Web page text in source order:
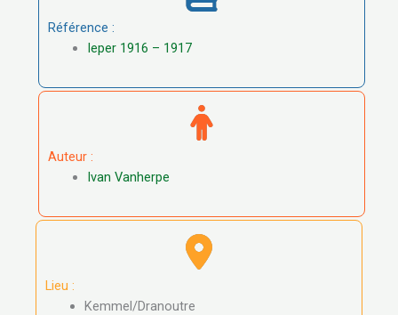
Référence :
Ieper 1916 – 1917
Auteur :
Ivan Vanherpe
Lieu :
Kemmel/Dranoutre